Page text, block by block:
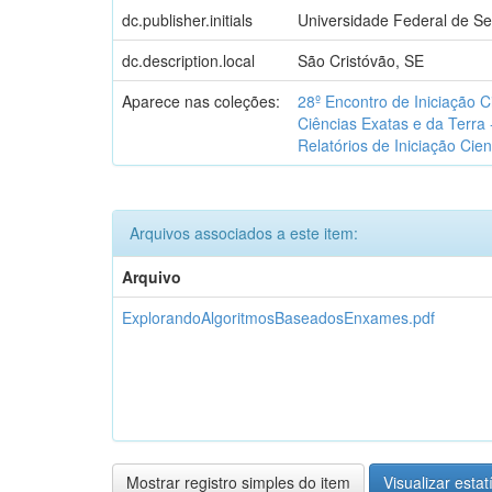
dc.publisher.initials
Universidade Federal de
dc.description.local
São Cristóvão, SE
Aparece nas coleções:
28º Encontro de Iniciação
Ciências Exatas e da
Relatórios de Iniciação
Arquivos associados a este item:
Arquivo
ExplorandoAlgoritmosBaseadosEnxames.pdf
Mostrar registro simples do item Visualizar